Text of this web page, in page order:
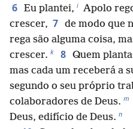
6 Eu plantei, i Apolo
crescer, 7 de modo que
rega são alguma coisa,
crescer. k 8 Quem
mas cada um receberá a
segundo o seu próprio
colaboradores de Deus. m
Deus, edifício de Deus. n